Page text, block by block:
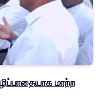
மாற்ற